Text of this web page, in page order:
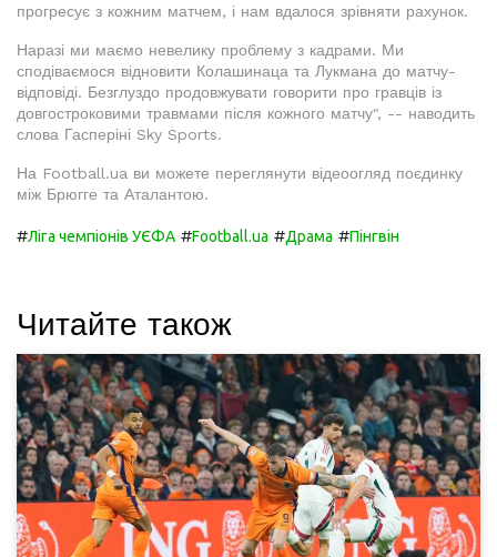
прогресує з кожним матчем, і нам вдалося зрівняти рахунок.
Наразі ми маємо невелику проблему з кадрами. Ми
сподіваємося відновити Колашинаца та Лукмана до матчу-
відповіді. Безглуздо продовжувати говорити про гравців із
довгостроковими травмами після кожного матчу", -- наводить
слова Гасперіні Sky Sports.
На Football.ua ви можете переглянути відеоогляд поєдинку
між Брюгге та Аталантою.
#Ліга чемпіонів УЄФА #Football.ua #Драма #Пінгвін
Читайте також